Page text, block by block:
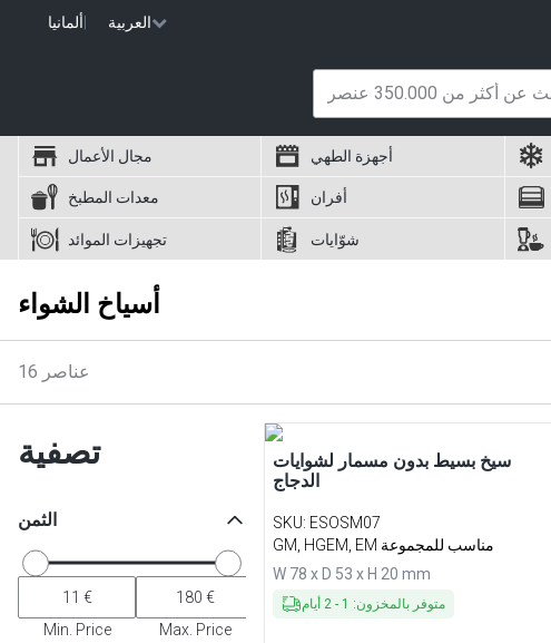
ألمانيا العربية
مجال الأعمال أجهزة الطهي
معدات المطبخ أفران
تجهيزات الموائد شوّايات
أسياخ الشواء
16 عناصر
تصفية
الثمن
Min. Price Max. Price
سيخ بسيط بدون مسمار لشوايات
الدجاج
SKU: ESOSM07
GM, HGEM, EM مناسب للمجموعة
W 78 x D 53 x H 20 mm
متوفر بالمخزون:
1
-
2 أيام